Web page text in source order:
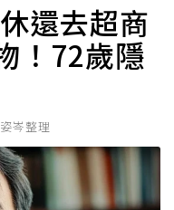
還去超商
！72歲隱
岑整理